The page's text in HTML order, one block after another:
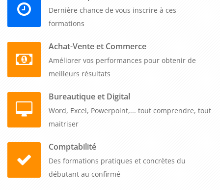
leur personnel est bien formé pour gérer les aspects
financiers de leur activité, ce qui peut aider à réduire les
positionnement sur le marché.
Dernière chance de vous inscrire à ces
formations
Achat-Vente et Commerce
Améliorer vos performances pour obtenir de
meilleurs résultats
Bureautique et Digital
Word, Excel, Powerpoint,... tout comprendre, tout
maitriser
Comptabilité
Des formations pratiques et concrètes du
débutant au confirmé